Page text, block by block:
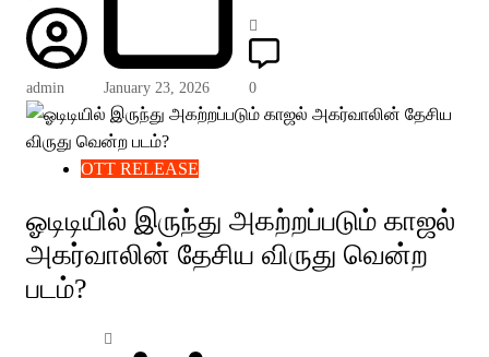
admin January 23, 2026 0
OTT RELEASE
ஓடிடியில் இருந்து அகற்றப்படும் காஜல்
அகர்வாலின் தேசிய விருது வென்ற
படம்?